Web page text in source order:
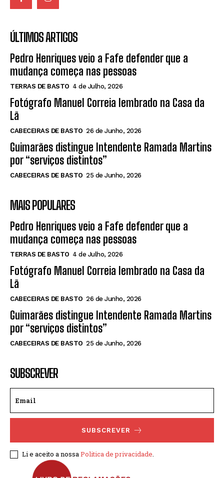
ÚLTIMOS ARTIGOS
Pedro Henriques veio a Fafe defender que a
mudança começa nas pessoas
TERRAS DE BASTO 4 de Julho, 2026
Fotógrafo Manuel Correia lembrado na Casa da
Lã
CABECEIRAS DE BASTO 26 de Junho, 2026
Guimarães distingue Intendente Ramada Martins
por “serviços distintos”
CABECEIRAS DE BASTO 25 de Junho, 2026
MAIS POPULARES
Pedro Henriques veio a Fafe defender que a
mudança começa nas pessoas
TERRAS DE BASTO 4 de Julho, 2026
Fotógrafo Manuel Correia lembrado na Casa da
Lã
CABECEIRAS DE BASTO 26 de Junho, 2026
Guimarães distingue Intendente Ramada Martins
por “serviços distintos”
CABECEIRAS DE BASTO 25 de Junho, 2026
SUBSCREVER
SUBSCREVER
Li e aceito a nossaPolitica de privacidade.